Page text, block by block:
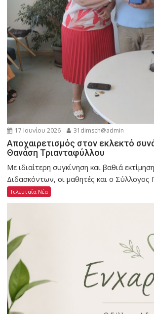
17 Ιουνίου 2026 31dimsch@admin
Αποχαιρετισμός στον εκλεκτό
Θανάση Τριανταφύλλου
Με ιδιαίτερη συγκίνηση και βαθιά
Διδασκόντων, οι μαθητές και ο Σύλλογος
Τελευταία Νέα